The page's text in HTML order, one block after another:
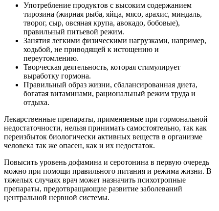
Употребление продуктов с высоким содержанием
тирозина (жирная рыба, яйца, мясо, арахис, миндаль,
творог, сыр, овсяная крупа, авокадо, бобовые),
правильный питьевой режим.
Занятия легкими физическими нагрузками, например,
ходьбой, не приводящей к истощению и
переутомлению.
Творческая деятельность, которая стимулирует
выработку гормона.
Правильный образ жизни, сбалансированная диета,
богатая витаминами, рациональный режим труда и
отдыха.
Лекарственные препараты, применяемые при гормональной
недостаточности, нельзя принимать самостоятельно, так как
переизбыток биологически активных веществ в организме
человека так же опасен, как и их недостаток.
Повысить уровень дофамина и серотонина в первую очередь
можно при помощи правильного питания и режима жизни. В
тяжелых случаях врач может назначить психотропные
препараты, предотвращающие развитие заболеваний
центральной нервной системы.